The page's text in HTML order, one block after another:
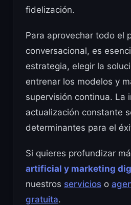
fidelización.
Para aprovechar todo el
conversacional, es
estrategia, elegir la
entrenar los modelos y
supervisión continua. La
actualización constante
determinantes para el
Si quieres profundizar
artificial y marketing
nuestros servicios o
gratuita.